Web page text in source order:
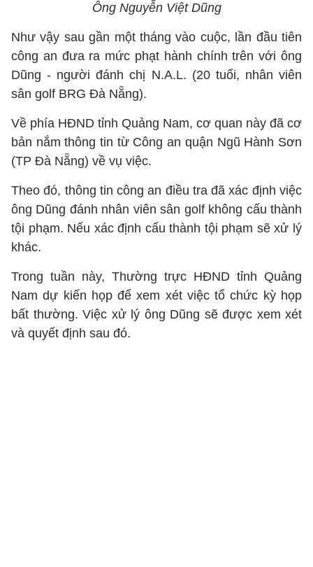
Ông Nguyễn Việt Dũng
Như vậy sau gần một tháng vào cuộc, lần đầu tiên
công an đưa ra mức phạt hành chính trên với ông
Dũng - người đánh chị N.A.L. (20 tuổi, nhân viên
sân golf BRG Đà Nẵng).
Về phía HĐND tỉnh Quảng Nam, cơ quan này đã cơ
bản nắm thông tin từ Công an quận Ngũ Hành Sơn
(TP Đà Nẵng) về vụ việc.
Theo đó, thông tin công an điều tra đã xác định việc
ông Dũng đánh nhân viên sân golf không cấu thành
tội phạm. Nếu xác định cấu thành tội phạm sẽ xử lý
khác.
Trong tuần này, Thường trực HĐND tỉnh Quảng
Nam dự kiến họp để xem xét việc tổ chức kỳ họp
bất thường. Việc xử lý ông Dũng sẽ được xem xét
và quyết định sau đó.